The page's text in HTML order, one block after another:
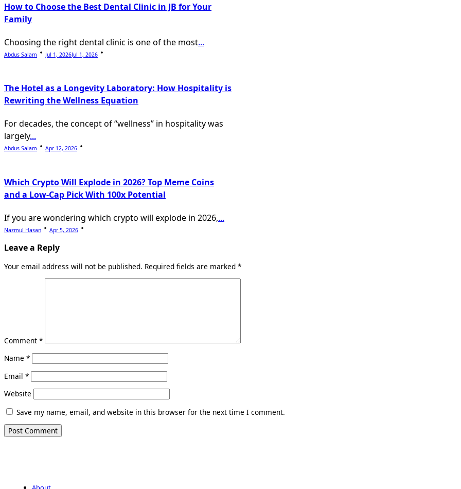
How to Choose the Best Dental Clinic in JB for Your
Family
Choosing the right dental clinic is one of the most...
Abdus Salam Jul 1, 2026Jul 1, 2026
The Hotel as a Longevity Laboratory: How Hospitality is
Rewriting the Wellness Equation
For decades, the concept of “wellness” in hospitality was
largely...
Abdus Salam Apr 12, 2026
Which Crypto Will Explode in 2026? Top Meme Coins
and a Low-Cap Pick With 100x Potential
If you are wondering which crypto will explode in 2026,...
Nazmul Hasan Apr 5, 2026
Leave a Reply
Your email address will not be published. Required fields are marked *
Comment *
Name *
Email *
Website
Save my name, email, and website in this browser for the next time I comment.